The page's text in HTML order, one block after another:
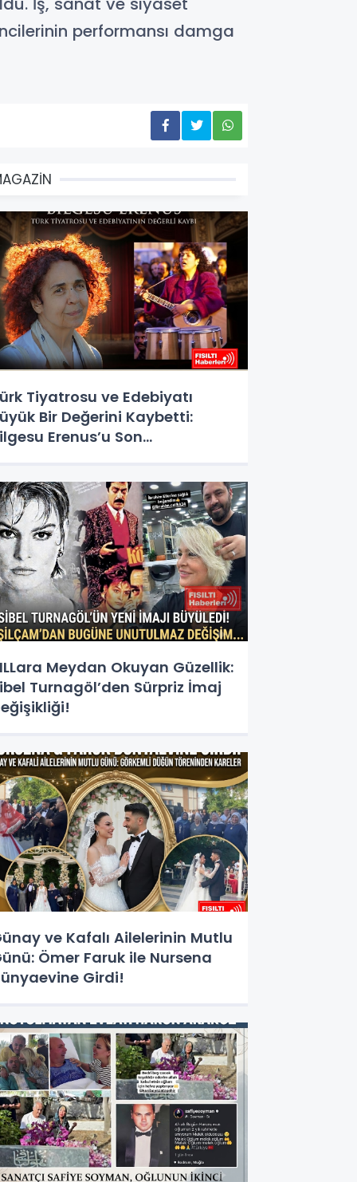
performansı damga
Tiyatrosu ve Edebiyatı
Bir Değerini Kaybetti:
Erenus’u Son
Meydan Okuyan Güzellik:
Turnagöl’den Sürpriz İmaj
ve Kafalı Ailelerinin Mutlu
Ömer Faruk ile Nursena
Girdi!